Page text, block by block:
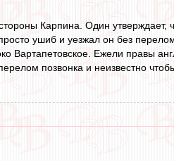
Карпина. Один
ушиб и уезжал он без
Вартапетовское. Ежели правы
позвонка и неизвестно